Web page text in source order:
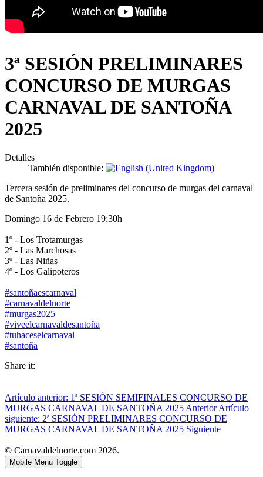
3ª SESIÓN PRELIMINARES
CONCURSO DE MURGAS
CARNAVAL DE SANTOÑA
2025
Detalles
También disponible:
Tercera sesión de preliminares del concurso de murgas del carnaval
de Santoña 2025.
Domingo 16 de Febrero 19:30h
1º - Los Trotamurgas
2º - Las Marchosas
3º - Las Niñas
4º - Los Galipoteros
#santoñaescarnaval
#carnavaldelnorte
#murgas2025
#viveelcarnavaldesantoña
#tuhaceselcarnaval
#santoña
Share it:
Artículo anterior: 1ª SESIÓN SEMIFINALES CONCURSO DE
MURGAS CARNAVAL DE SANTOÑA 2025AnteriorArtículo
siguiente: 2ª SESIÓN PRELIMINARES CONCURSO DE
MURGAS CARNAVAL DE SANTOÑA 2025 Siguiente
© Carnavaldelnorte.com 2026.
Mobile Menu Toggle